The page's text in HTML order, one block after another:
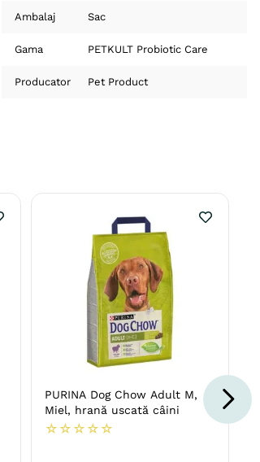
Ambalaj Sac
Gama PETKULT Probiotic Care
Producator Pet Product
PURINA Dog Chow Adult M,
Miel, hrană uscată câini
☆ ☆ ☆ ☆ ☆